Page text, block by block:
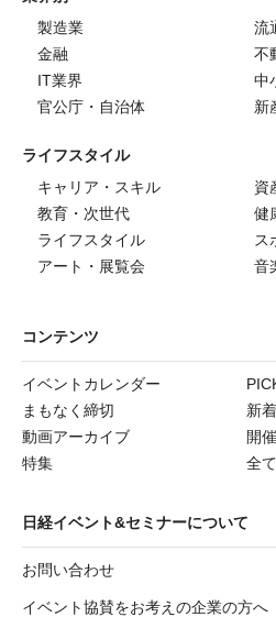
製造業
流
金融
不
IT業界
中
官公庁・自治体
新
ライフスタイル
キャリア・スキル
資
教育・次世代
健
ライフスタイル
ス
アート・展覧会
音
コンテンツ
イベントカレンダー
まもなく締切
新着
動画アーカイブ
開
特集
全
日経イベント&セミナーについて
お問い合わせ
イベント協賛をお考えの企業の方へ